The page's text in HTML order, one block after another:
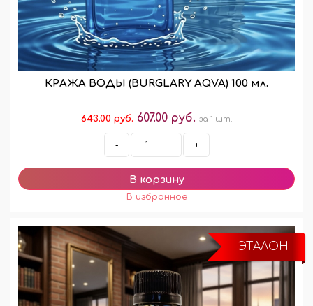
КРАЖА ВОДЫ (BURGLARY AQVA) 100 мл.
643.00 руб. 607.00 руб. за 1 шт.
- +
ЭТАЛОН